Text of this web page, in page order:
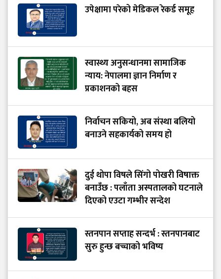
उपेक्षामा परेको मेडिकल रेकर्ड समूह
स्वास्थ्य अनुसन्धानमा सामाजिक
न्याय: नेपालमा ज्ञान निर्माण र
प्रकाशनको बहस
निर्वाचन सकियो, अब संस्था बलियो
बनाउने सहकार्यको समय हो
दुई थोपा विषले सिंगो पोखरी विषाक्त
बनाउँछ : पलाँता अस्पतालको घटनाले
दिएको एउटा गम्भीर सन्देश
स्तनपान सप्ताह सन्दर्भ : स्तनपानबाट
सुरु हुन्छ बच्चाको भविष्य